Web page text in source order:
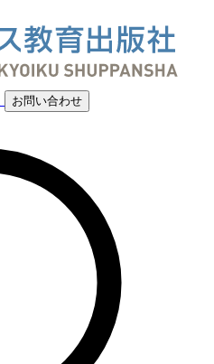
お問い合わせ